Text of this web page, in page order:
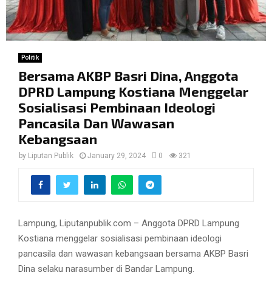
Politik
Bersama AKBP Basri Dina, Anggota
DPRD Lampung Kostiana Menggelar
Sosialisasi Pembinaan Ideologi
Pancasila Dan Wawasan
Kebangsaan
by Liputan Publik January 29, 2024 0 321
Lampung, Liputanpublik.com – Anggota DPRD Lampung
Kostiana menggelar sosialisasi pembinaan ideologi
pancasila dan wawasan kebangsaan bersama AKBP Basri
Dina selaku narasumber di Bandar Lampung.